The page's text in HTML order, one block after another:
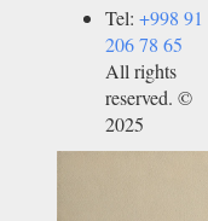
Tel: +998 91
206 78 65
All rights
reserved. ©
2025